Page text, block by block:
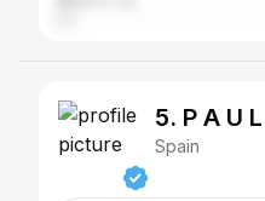
5. P A U
Spain